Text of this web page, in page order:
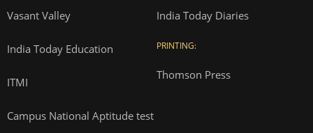
Vasant Valley
India Today Education
ITMI
Campus National Aptitude test
India Today Diaries
PRINTING:
Thomson Press